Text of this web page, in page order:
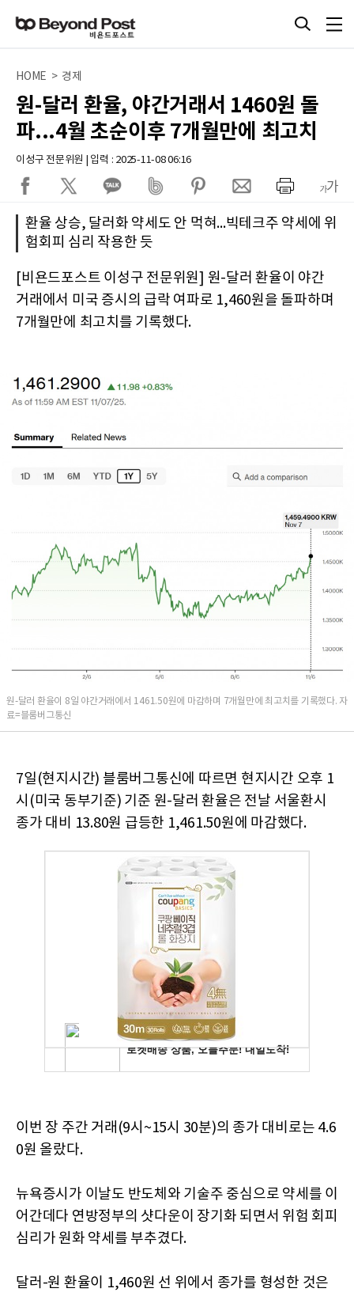
HOME > 경제
원-달러 환율, 야간거래서 1460원 돌
파...4월 초순이후 7개월만에 최고치
이성구 전문위원 | 입력 : 2025-11-08 06:16
환율 상승, 달러화 약세도 안 먹혀...빅테크주 약세에 위
험회피 심리 작용한 듯
[비욘드포스트 이성구 전문위원] 원-달러 환율이 야간
거래에서 미국 증시의 급락 여파로 1,460원을 돌파하며
7개월만에 최고치를 기록했다.
원-달러 환율이 8일 야간거래에서 1461.50원에 마감하며 7개월만에 최고치를 기록했다. 자
료=블룸버그통신
7일(현지시간) 블룸버그통신에 따르면 현지시간 오후 1
시(미국 동부기준) 기준 원-달러 환율은 전날 서울환시
종가 대비 13.80원 급등한 1,461.50원에 마감했다.
이번 장 주간 거래(9시~15시 30분)의 종가 대비로는 4.6
0원 올랐다.
뉴욕증시가 이날도 반도체와 기술주 중심으로 약세를 이
어간데다 연방정부의 샷다운이 장기화 되면서 위험 회피
심리가 원화 약세를 부추겼다.
달러-원 환율이 1,460원 선 위에서 종가를 형성한 것은